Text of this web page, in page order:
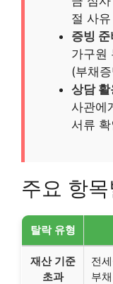
절 사
증빙 준
가구원
(부채
상담 활
사관에
서류 확
주요 항
탈락 유형
재산 기준
초과
전
부